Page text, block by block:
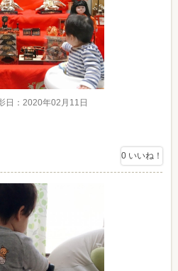
：2020年02月11日
0 いいね！